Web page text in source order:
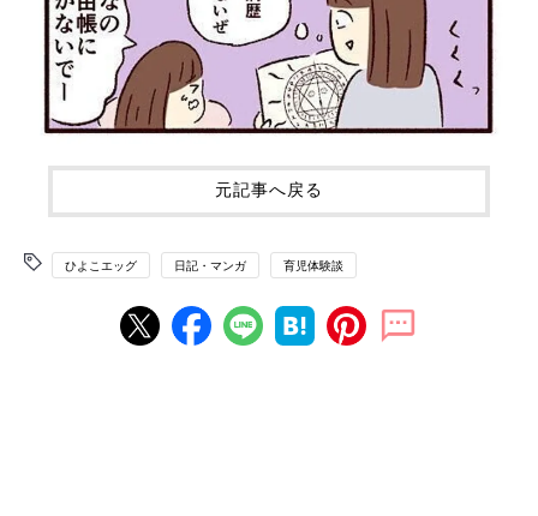
元記事へ戻る
ひよこエッグ 日記・マンガ 育児体験談